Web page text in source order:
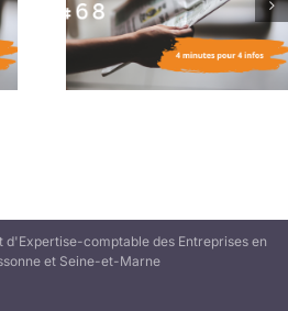
:
Flash Actu Social
4 minutes pour 4
d'Expertise-comptable des Entreprises en
et Seine-et-Marne